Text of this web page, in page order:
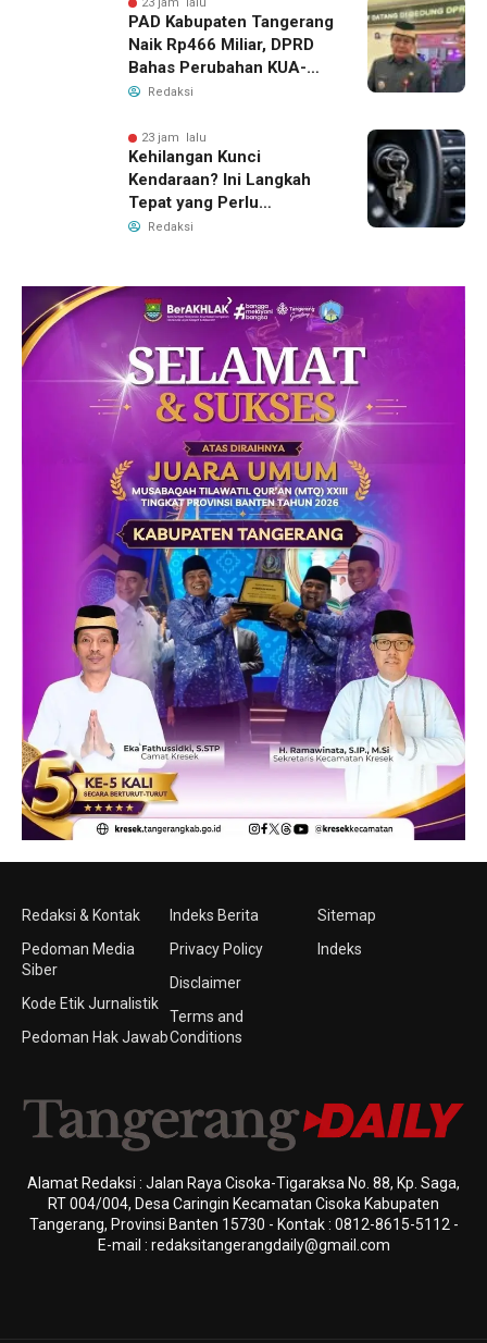
23 jam lalu
PAD Kabupaten Tangerang
Naik Rp466 Miliar, DPRD
Bahas Perubahan KUA-
PPAS 2026
Redaksi
23 jam lalu
Kehilangan Kunci
Kendaraan? Ini Langkah
Tepat yang Perlu
Dilakukan
Redaksi
Redaksi & Kontak
Pedoman Media
Siber
Kode Etik Jurnalistik
Pedoman Hak Jawab
Indeks Berita
Privacy Policy
Disclaimer
Terms and
Conditions
Sitemap
Indeks
Alamat Redaksi : Jalan Raya Cisoka-Tigaraksa No. 88, Kp. Saga,
RT 004/004, Desa Caringin Kecamatan Cisoka Kabupaten
Tangerang, Provinsi Banten 15730 - Kontak : 0812-8615-5112 -
E-mail : redaksitangerangdaily@gmail.com